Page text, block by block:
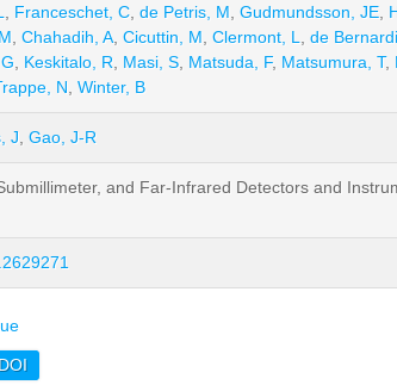
Franceschet, C de Petris, M Gudmundsson, JE
Chahadih, A Cicuttin, M Clermont, L de
Keskitalo, R Masi, S Matsuda, F, Matsumura, T,
N Winter, B
J Gao, J-R
and Far-Infrared Detectors and
DOI